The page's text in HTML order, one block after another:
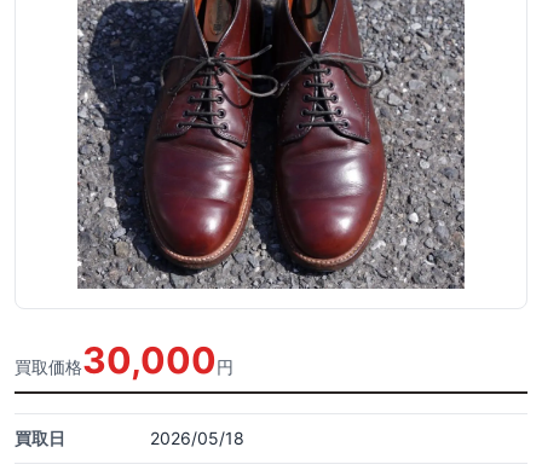
買取価格30,000円
買取日 2026/05/18